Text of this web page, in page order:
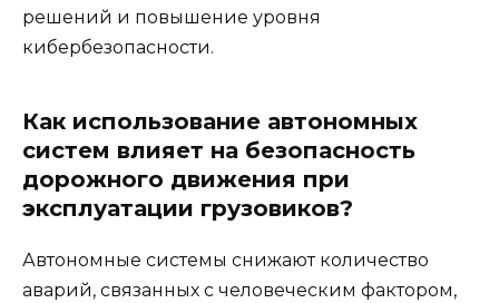
решений и повышение уровня
кибербезопасности.
Как использование автономных
систем влияет на безопасность
дорожного движения при
эксплуатации грузовиков?
Автономные системы снижают количество
аварий, связанных с человеческим фактором,